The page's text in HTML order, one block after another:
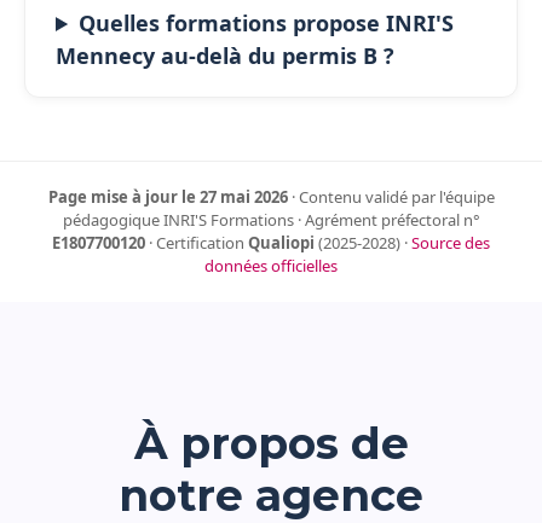
Quelles formations propose INRI'S
Mennecy au-delà du permis B ?
Page mise à jour le 27 mai 2026· Contenu validé par l'équipe
pédagogique INRI'S Formations · Agrément préfectoral n°
E1807700120 · Certification Qualiopi (2025-2028) ·Source des
données officielles
À propos de
notre agence